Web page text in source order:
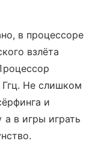
в процессоре
взлёта
Ггц. Не слишком
и
а в игры играть